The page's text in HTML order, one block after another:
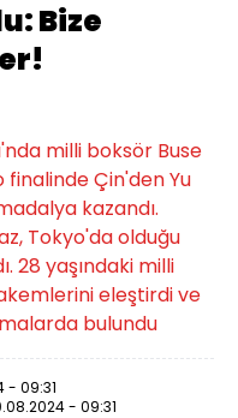
Bize
milli boksör Buse
finalinde Çin'den Yu
kazandı.
Tokyo'da olduğu
28 yaşındaki milli
eleştirdi ve
bulundu
- 09:31
- 09:31